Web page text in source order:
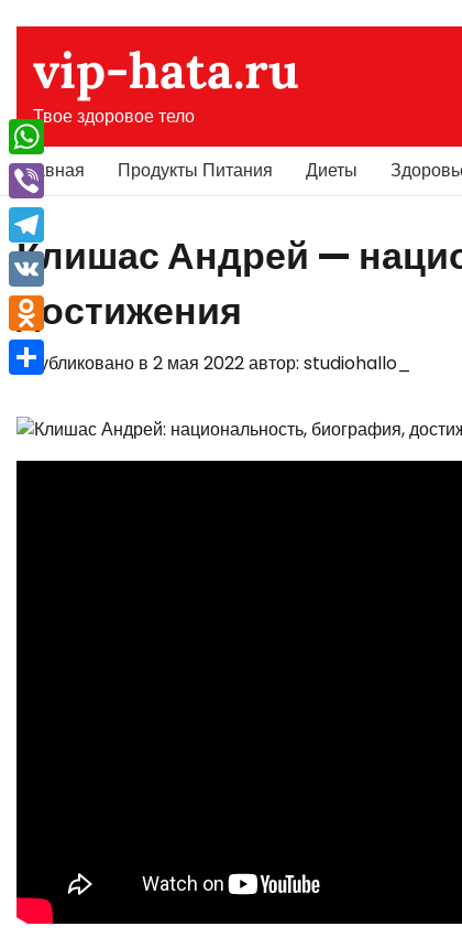
содержимому
vip-hata.ru
Твое здоровое тело
Главная Продукты Питания Диеты
Клишас Андрей —
достижения
Опубликовано в 2 мая 2022автор: studiohallo_
WhatsApp
Viber
Telegram
VK
Odnoklassniki